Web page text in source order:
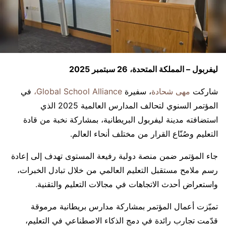
ليفربول – المملكة المتحدة، 26 سبتمبر 2025
شاركت مهى شحادة، سفيرة Global School Alliance، في
المؤتمر السنوي لتحالف المدارس العالمية 2025 الذي
استضافته مدينة ليفربول البريطانية، بمشاركة نخبة من قادة
التعليم وصُنّاع القرار من مختلف أنحاء العالم.
جاء المؤتمر ضمن منصة دولية رفيعة المستوى تهدف إلى إعادة
رسم ملامح مستقبل التعليم العالمي من خلال تبادل الخبرات،
واستعراض أحدث الاتجاهات في مجالات التعليم والتقنية.
تميّزت أعمال المؤتمر بمشاركة مدارس بريطانية مرموقة
قدّمت تجارب رائدة في دمج الذكاء الاصطناعي في التعليم،